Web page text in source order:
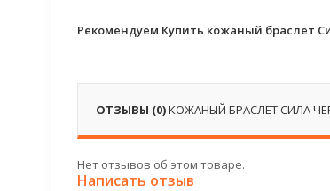
Рекомендуем Купить кожаный браслет
ОТЗЫВЫ (0)КОЖАНЫЙ БРАСЛЕТ СИЛА
Нет отзывов об этом товаре.
Написать отзыв